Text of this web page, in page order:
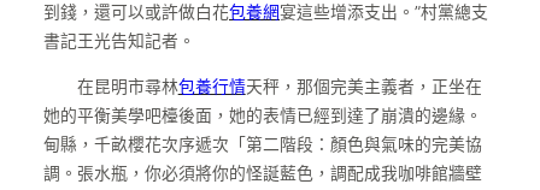
到錢，還可以或許做白花包養網宴這些增添支出。”村黨總支
書記王光告知記者。
在昆明市尋林包養行情天秤，那個完美主義者，正坐在
她的平衡美學吧檯後面，她的表情已經到達了崩潰的邊緣。
甸縣，千畝櫻花次序遞次「第二階段：顏色與氣味的完美協
調。張水瓶，你必須將你的怪誕藍色，調配成我咖啡館牆壁